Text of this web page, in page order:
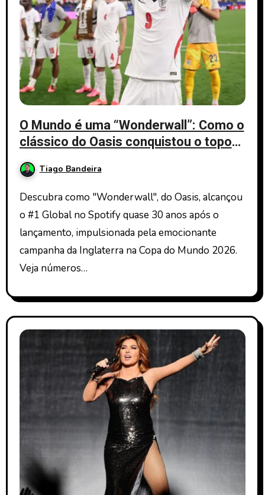
O Mundo é uma “Wonderwall”: Como o
clássico do Oasis conquistou o topo
global na Copa de 2026
Tiago Bandeira
Descubra como "Wonderwall", do Oasis, alcançou
o #1 Global no Spotify quase 30 anos após o
lançamento, impulsionada pela emocionante
campanha da Inglaterra na Copa do Mundo 2026.
Veja números…